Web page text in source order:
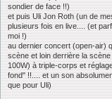
sondier de face !!)
et puis Uli Jon Roth (un de
plusieurs fois en live.... (et
moi !)
au dernier concert (open-air)
scène et loin derrière la
100W) à triple-corps et
fond" !!.... et un son
que pour Uli)